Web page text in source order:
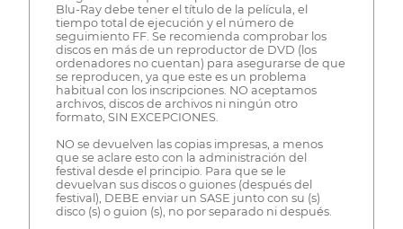
Blu-Ray debe tener el título de la película, el
tiempo total de ejecución y el número de
seguimiento FF. Se recomienda comprobar los
discos en más de un reproductor de DVD (los
ordenadores no cuentan) para asegurarse de que
se reproducen, ya que este es un problema
habitual con los inscripciones. NO aceptamos
archivos, discos de archivos ni ningún otro
formato, SIN EXCEPCIONES.
NO se devuelven las copias impresas, a menos
que se aclare esto con la administración del
festival desde el principio. Para que se le
devuelvan sus discos o guiones (después del
festival), DEBE enviar un SASE junto con su (s)
disco (s) o guion (s), no por separado ni después.